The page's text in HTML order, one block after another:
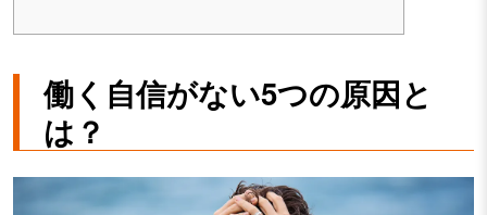
働く自信がない5つの原因と
は？